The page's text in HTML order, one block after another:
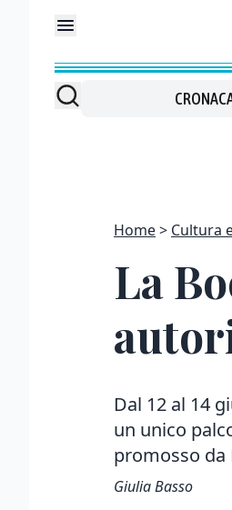
Home Cultura
La
Dal 12 al 14
un unico
promosso da
Giulia Basso